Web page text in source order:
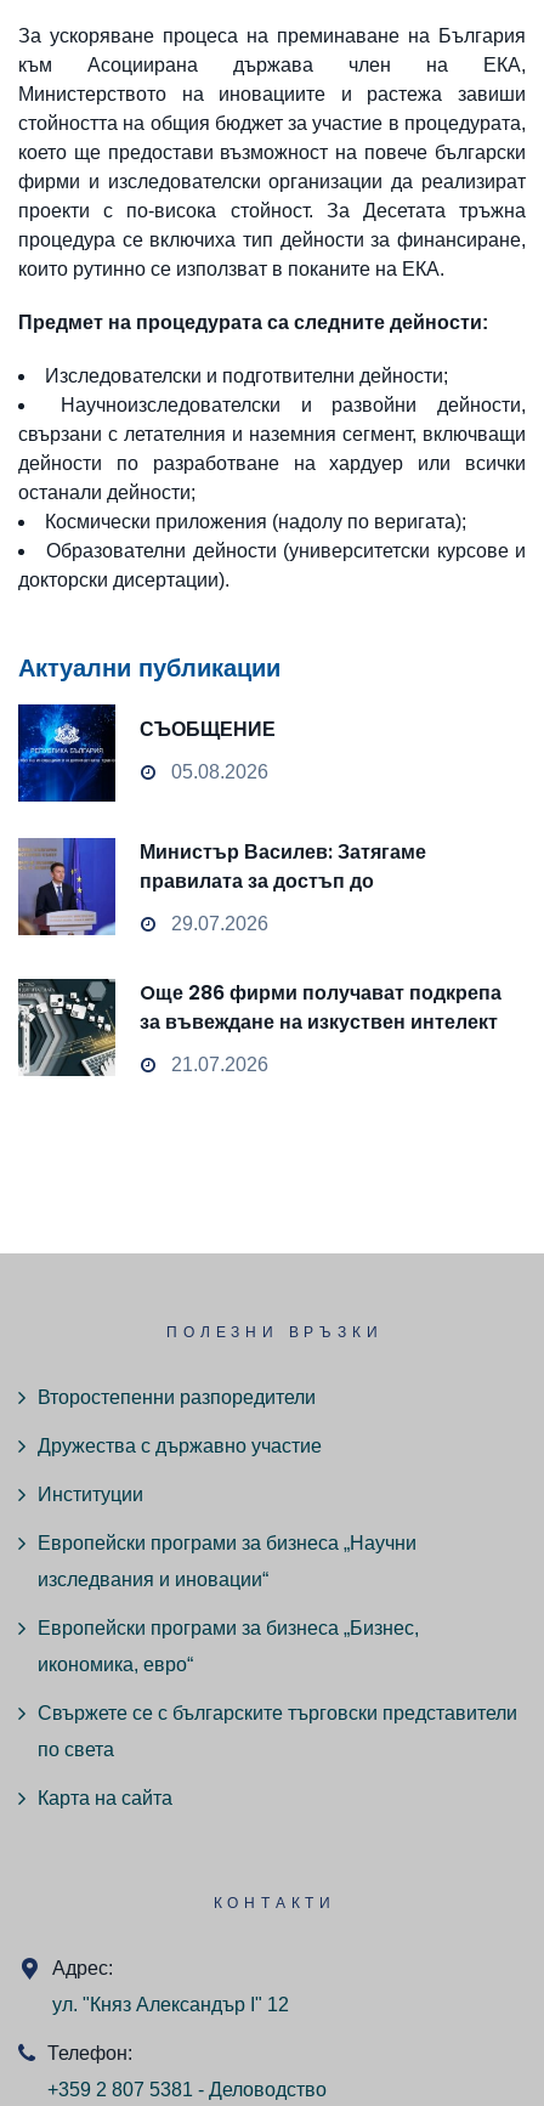
За ускоряване процеса на преминаване на България
към Асоциирана държава член на ЕКА,
Министерството на иновациите и растежа завиши
стойността на общия бюджет за участие в процедурата,
което ще предостави възможност на повече български
фирми и изследователски организации да реализират
проекти с по-висока стойност. За Десетата тръжна
процедура се включиха тип дейности за финансиране,
които рутинно се използват в поканите на ЕКА.
Предмет на процедурата са следните дейности:
Изследователски и подготвителни дейности;
Научноизследователски и развойни дейности,
свързани с летателния и наземния сегмент, включващи
дейности по разработване на хардуер или всички
останали дейности;
Космически приложения (надолу по веригата);
Образователни дейности (университетски курсове и
докторски дисертации).
Актуални публикации
СЪОБЩЕНИЕ
05.08.2026
Министър Василев: Затягаме
правилата за достъп до
чувствителни данни
29.07.2026
Oще 286 фирми получават подкрепа
за въвеждане на изкуствен интелект
и облачни технологии
21.07.2026
ПОЛЕЗНИ ВРЪЗКИ
Второстепенни разпоредители
Дружества с държавно участие
Институции
Европейски програми за бизнеса „Научни
изследвания и иновации“
Европейски програми за бизнеса „Бизнес,
икономика, евро“
Свържете се с българските търговски представители
по света
Карта на сайта
КОНТАКТИ
Адрес:
ул. "Княз Александър I" 12
Телефон:
+359 2 807 5381 - Деловодство